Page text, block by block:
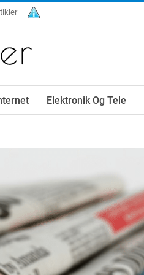
Elektronik Og Tele